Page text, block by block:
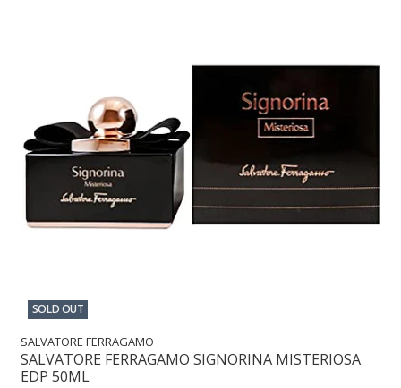
SOLD OUT
SALVATORE FERRAGAMO
SALVATORE FERRAGAMO SIGNORINA MISTERIOSA
EDP 50ML